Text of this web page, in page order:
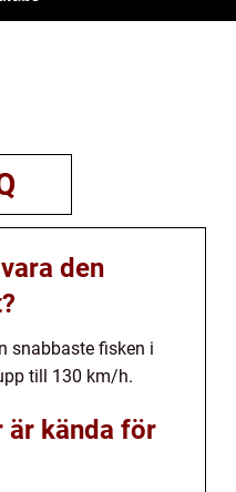
den
snabbaste fisken i
till 130 km/h.
är kända för